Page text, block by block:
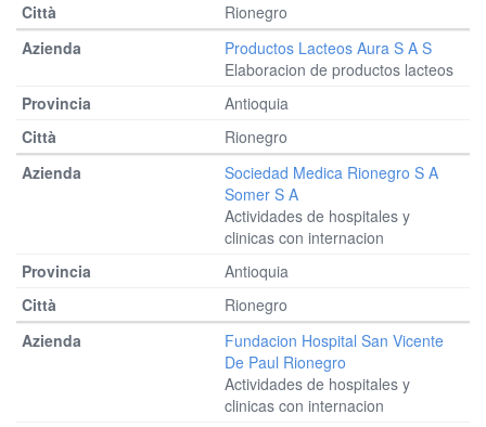
Rionegro
Productos Lacteos Aura S A S
Elaboracion de productos lacteos
Antioquia
Rionegro
Sociedad Medica Rionegro S A
Somer S A
Actividades de hospitales y
clinicas con internacion
Antioquia
Rionegro
Fundacion Hospital San Vicente
De Paul Rionegro
Actividades de hospitales y
clinicas con internacion